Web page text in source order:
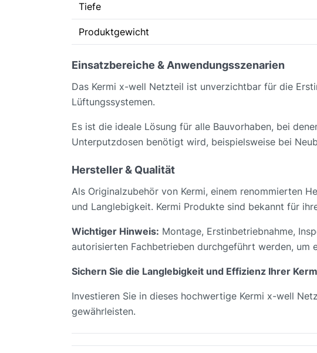
Tiefe
Produktgewicht
Einsatzbereiche & Anwendungsszenarien
Das Kermi x-well Netzteil ist unverzichtbar für die
Lüftungssystemen.
Es ist die ideale Lösung für alle Bauvorhaben, bei
Unterputzdosen benötigt wird, beispielsweise bei
Hersteller & Qualität
Als Originalzubehör von Kermi, einem renommierten
und Langlebigkeit. Kermi Produkte sind bekannt für
Wichtiger Hinweis: Montage, Erstinbetriebnahme,
autorisierten Fachbetrieben durchgeführt werden, um
Sichern Sie die Langlebigkeit und Effizienz Ihrer
Investieren Sie in dieses hochwertige Kermi x-well
gewährleisten.